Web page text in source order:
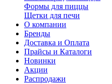
Формы для пиццы
Щетки для печи
О компании
Бренды
Доставка и Оплата
Прайсы и Каталоги
Новинки
Акции
Распродажи